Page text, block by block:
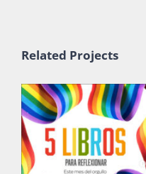
Related Projects